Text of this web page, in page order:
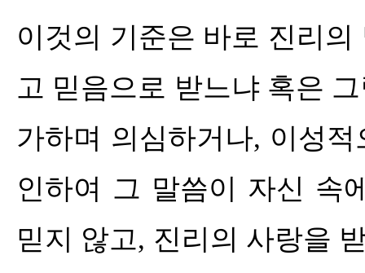
이것의 기준은 바로 진리
고 믿음으로 받느냐 혹은
가하며 의심하거나, 이성
인하여 그 말씀이 자신 속
믿지 않고, 진리의 사랑을